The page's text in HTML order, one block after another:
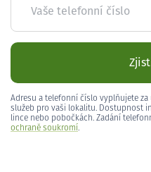
Vaše telefonní číslo
Adresu a telefonní číslo vyplňujete
služeb pro vaši lokalitu. Dostupnost
lince nebo pobočkách. Zadání
ochraně soukromí.